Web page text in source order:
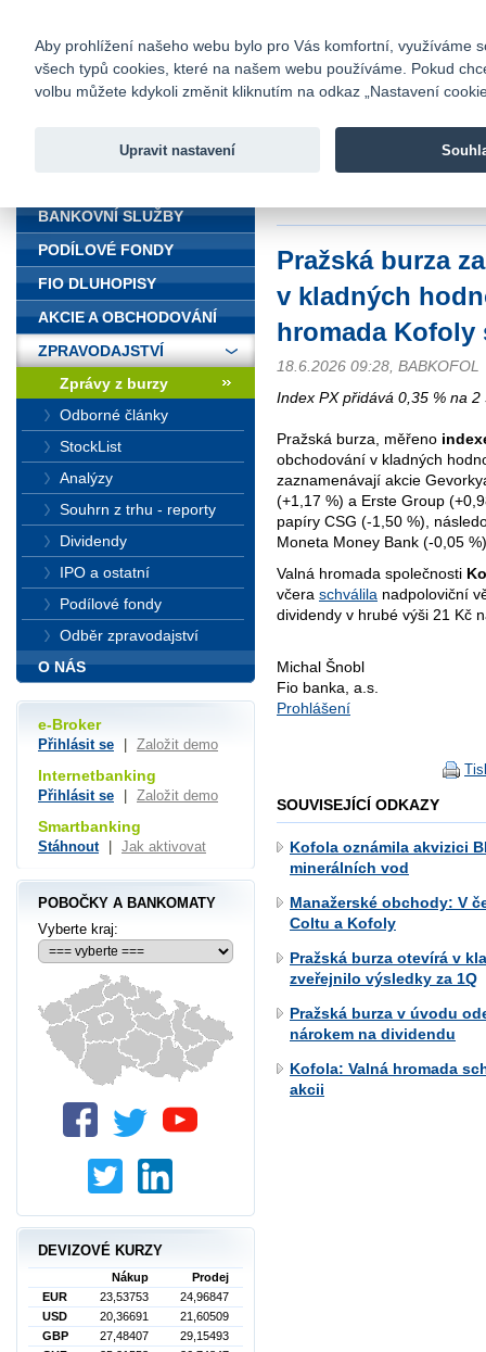
Fio banka
Fio banka
Pražská burza
v kladných
hromada
18.6.2026 09:28, BABKOFOL
Index PX přidává 0,35 % na 2
Pražská burza, měřeno
obchodování v kladných
zaznamenávají akcie
(+1,17 %) a Erste Group
papíry CSG (-1,50 %),
Moneta Money Bank (-0,05
Valná hromada společnosti
včera schválila nadpoloviční
dividendy v hrubé výši 21 Kč
Michal Šnobl
Fio banka, a.s.
Prohlášení
SOUVISEJÍCÍ ODKAZY
Kofola oznámila akvizici
minerálních vod
Manažerské obchody: V
Coltu a Kofoly
Pražská burza otevírá v
zveřejnilo výsledky za 1Q
Pražská burza v úvodu
nárokem na dividendu
Kofola: Valná hromada
akcii
BANKOVNÍ SLUŽBY
PODÍLOVÉ FONDY
FIO DLUHOPISY
AKCIE A OBCHODOVÁNÍ
ZPRAVODAJSTVÍ
Zprávy z burzy
Odborné články
StockList
Analýzy
Souhrn z trhu - reporty
Dividendy
IPO a ostatní
Podílové fondy
Odběr zpravodajství
O NÁS
e-Broker
Přihlásit se Založit demo
Internetbanking
Přihlásit se Založit demo
Smartbanking
Stáhnout Jak aktivovat
POBOČKY A BANKOMATY
Vyberte kraj:
DEVIZOVÉ KURZY
Nákup
Prodej
EUR
23,53753
24,96847
USD
20,36691
21,60509
GBP
27,48407
29,15493
Aby prohlížení našeho webu bylo pro Vás komfortní, využíváme
všech typů cookies, které na našem webu používáme. Pokud
volbu můžete kdykoli změnit kliknutím na odkaz „Nastavení
Upravit nastavení